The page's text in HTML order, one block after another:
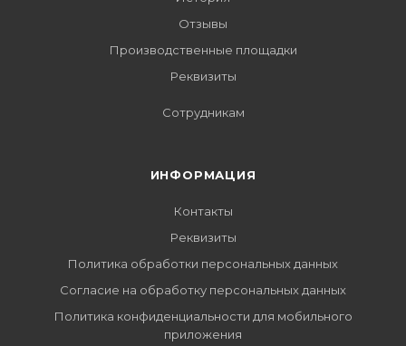
Отзывы
Производственные площадки
Реквизиты
Сотрудникам
ИНФОРМАЦИЯ
Контакты
Реквизиты
Политика обработки персональных данных
Согласие на обработку персональных данных
Политика конфиденциальности для мобильного
приложения